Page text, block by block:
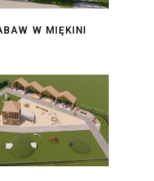
W MIĘKINI